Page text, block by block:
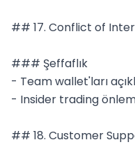
## 17. Conflict of
### Şeffaflık
- Team wallet'ları
- Insider trading
## 18. Customer